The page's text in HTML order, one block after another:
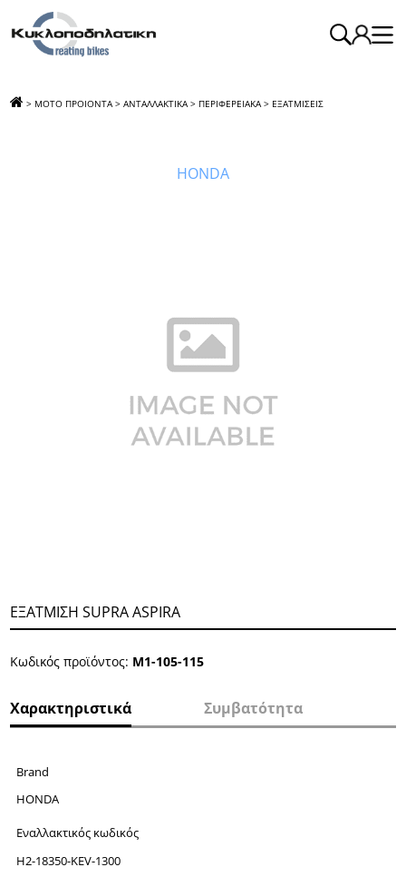
> ΜΟΤΟ ΠΡΟΙΟΝΤΑ > ΑΝΤΑΛΛΑΚΤΙΚΑ > ΠΕΡΙΦΕΡΕΙΑΚΑ > ΕΞΑΤΜΙΣΕΙΣ
HONDA
ΕΞΑΤΜΙΣΗ SUPRA ASPIRA
Κωδικός προϊόντος: Μ1-105-115
Χαρακτηριστικά Συμβατότητα
Brand
HONDA
Εναλλακτικός κωδικός
H2-18350-KEV-1300